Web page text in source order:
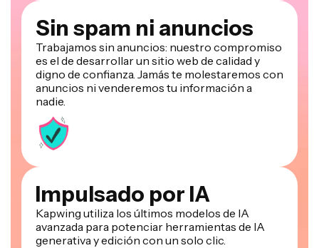
Sin spam ni anuncios
Trabajamos sin anuncios: nuestro compromiso
es el de desarrollar un sitio web de calidad y
digno de confianza. Jamás te molestaremos con
anuncios ni venderemos tu información a
nadie.
Impulsado por IA
Kapwing utiliza los últimos modelos de IA
avanzada para potenciar herramientas de IA
generativa y edición con un solo clic.